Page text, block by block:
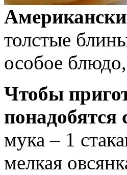
толстые
особое
Чтобы
мука – 1
мелкая